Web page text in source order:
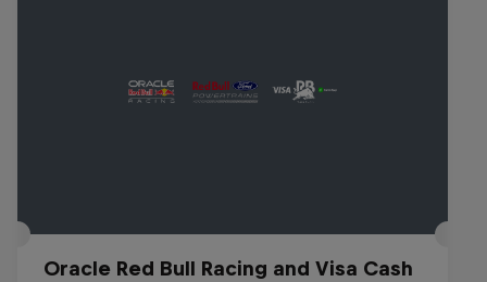
Oracle Red Bull Racing and Visa Cash